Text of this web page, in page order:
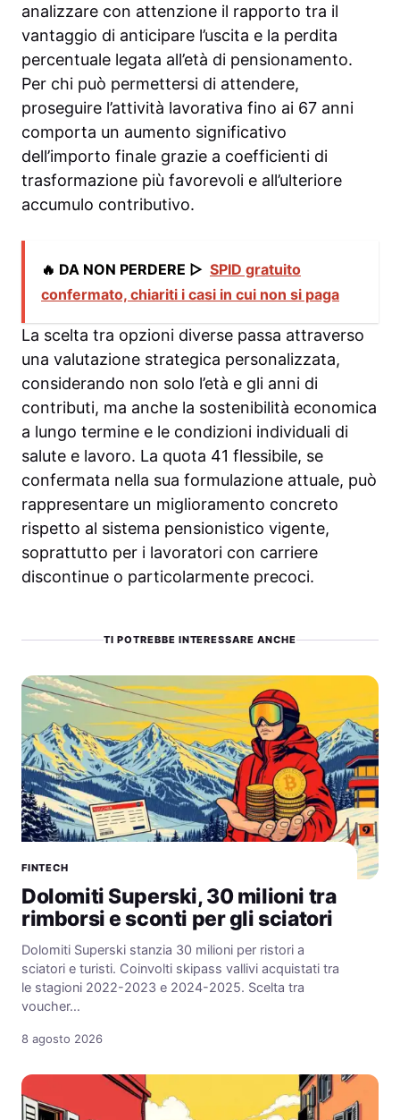
analizzare con attenzione il rapporto tra il
vantaggio di anticipare l’uscita e la perdita
percentuale legata all’età di pensionamento.
Per chi può permettersi di attendere,
proseguire l’attività lavorativa fino ai 67 anni
comporta un aumento significativo
dell’importo finale grazie a coefficienti di
trasformazione più favorevoli e all’ulteriore
accumulo contributivo.
🔥 DA NON PERDERE ▷ SPID gratuito
confermato, chiariti i casi in cui non si paga
La scelta tra opzioni diverse passa attraverso
una valutazione strategica personalizzata,
considerando non solo l’età e gli anni di
contributi, ma anche la sostenibilità economica
a lungo termine e le condizioni individuali di
salute e lavoro. La quota 41 flessibile, se
confermata nella sua formulazione attuale, può
rappresentare un miglioramento concreto
rispetto al sistema pensionistico vigente,
soprattutto per i lavoratori con carriere
discontinue o particolarmente precoci.
TI POTREBBE INTERESSARE ANCHE
FINTECH
Dolomiti Superski, 30 milioni tra
rimborsi e sconti per gli sciatori
Dolomiti Superski stanzia 30 milioni per ristori a
sciatori e turisti. Coinvolti skipass vallivi acquistati tra
le stagioni 2022-2023 e 2024-2025. Scelta tra
voucher…
8 agosto 2026